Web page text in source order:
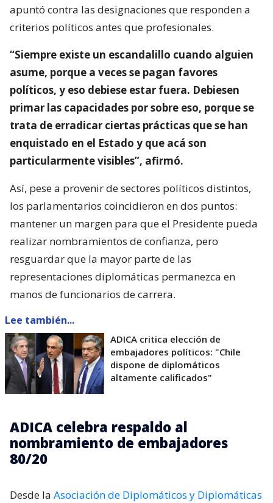
apuntó contra las designaciones que responden a
criterios políticos antes que profesionales.
“Siempre existe un escandalillo cuando alguien
asume, porque a veces se pagan favores
políticos, y eso debiese estar fuera. Debiesen
primar las capacidades por sobre eso, porque se
trata de erradicar ciertas prácticas que se han
enquistado en el Estado y que acá son
particularmente visibles”, afirmó.
Así, pese a provenir de sectores políticos distintos,
los parlamentarios coincidieron en dos puntos:
mantener un margen para que el Presidente pueda
realizar nombramientos de confianza, pero
resguardar que la mayor parte de las
representaciones diplomáticas permanezca en
manos de funcionarios de carrera.
Lee también...
ADICA critica elección de
embajadores políticos: "Chile
dispone de diplomáticos
altamente calificados"
ADICA celebra respaldo al
nombramiento de embajadores
80/20
Desde la Asociación de Diplomáticos y Diplomáticas